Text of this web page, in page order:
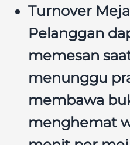
Turnover
Pelanggan
memesan
menunggu
membawa
menghemat